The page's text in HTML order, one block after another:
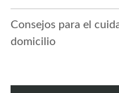
Consejos para el
domicilio